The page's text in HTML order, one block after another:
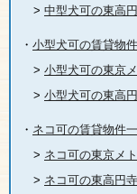
> 中型犬可の東高
・ 小型犬可の賃貸物
> 小型犬可の東京
> 小型犬可の東高
・ ネコ可の賃貸物件
> ネコ可の東京メ
> ネコ可の東高円